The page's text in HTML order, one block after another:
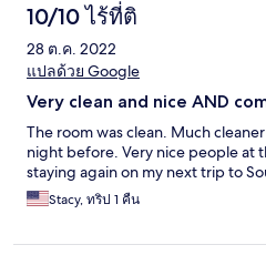
10/10 ไร้ที่ติ
28 ต.ค. 2022
แปลด้วย Google
Very clean and nice AND
The room was clean. Much
night before. Very nice people at
staying again on my next trip to
Stacy, ทริป 1 คืน